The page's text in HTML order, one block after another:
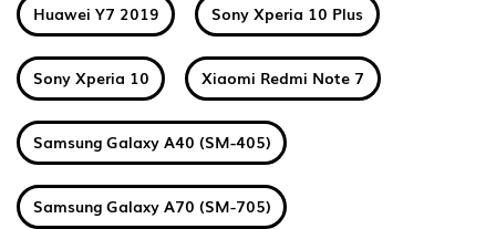
Huawei Y7 2019 Sony Xperia 10 Plus
Sony Xperia 10 Xiaomi Redmi Note 7
Samsung Galaxy A40 (SM-405)
Samsung Galaxy A70 (SM-705)